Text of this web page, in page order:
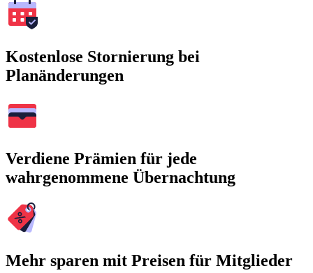
Kostenlose Stornierung bei
Planänderungen
Verdiene Prämien für jede
wahrgenommene Übernachtung
Mehr sparen mit Preisen für Mitglieder